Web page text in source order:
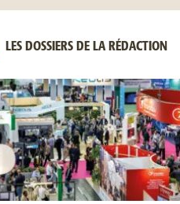
LES DOSSIERS DE LA RÉDACTION